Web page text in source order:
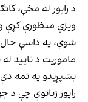
ماموریت د تایید
بشپړېدو په تمه
راپور زیاتوي چې د